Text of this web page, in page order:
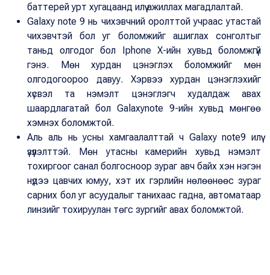
баттерей урт хугацаанд илүү ажиллах магадлалтай.
Galaxy note 9 нь чихэвчний оролттой учраас утастай
чихэвчтэй бол уг боломжийг ашиглах сонголтыг
таньд олгодог бол Iphone X-ийн хувьд боломжгүй
гэнэ. Мөн хурдан цэнэглэх боломжийг мөн
олгодогоороо давуу. Хэрвээ хурдан цэнэглэхийг
хүсвэл та нэмэлт цэнэглэгч худалдаж авах
шаардлагатай бол Galaxynote 9-ийн хувьд мөнгөө
хэмнэх боломжтой.
Аль аль нь усны хамгаалалттай ч Galaxy note9 илүү
үзүүлэлттэй. Мөн утасны камерийн хувьд нэмэлт
тохиргоог санал болгосноор зураг авч байх хэн нэгэн
нүдээ цавчих юмуу, хэт их гэрлийн нөлөөнөөс зураг
сарних бол уг асуудалыг танихаас гадна, автоматаар
линзийг тохируулан төгс зургийг авах боломжтой.